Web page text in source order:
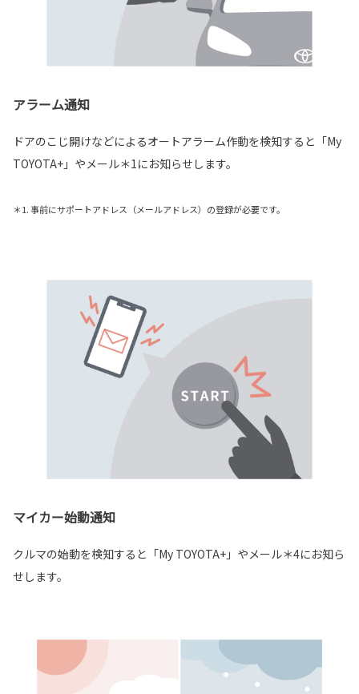
アラーム通知
ドアのこじ開けなどによるオートアラーム作動を検知すると「My
TOYOTA+」やメール＊1にお知らせします。
＊1. 事前にサポートアドレス（メールアドレス）の登録が必要です。
マイカー始動通知
クルマの始動を検知すると「My TOYOTA+」やメール＊4にお知ら
せします。